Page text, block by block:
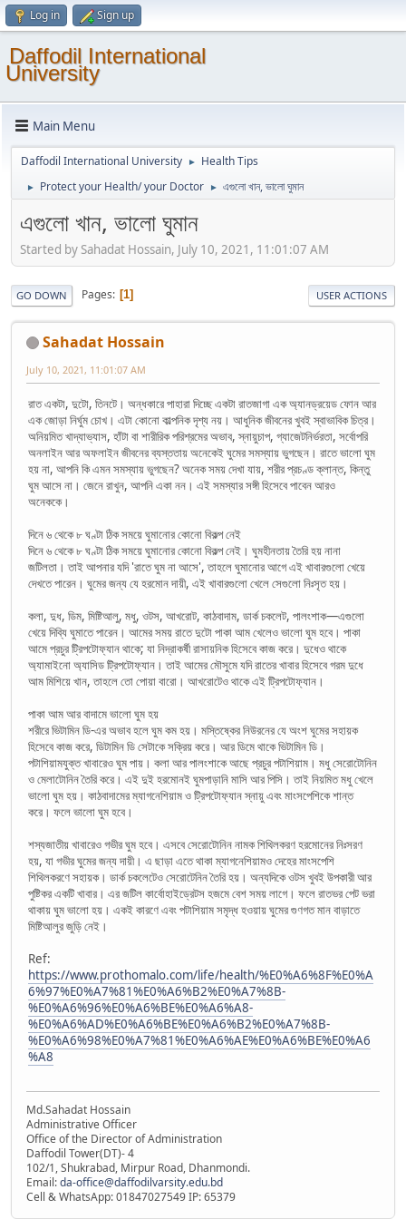
Log in Sign up
Daffodil International
University
Main Menu
Daffodil International University ► Health Tips
► Protect your Health/ your Doctor ► এগুলো খান, ভালো ঘুমান
এগুলো খান, ভালো ঘুমান
Started by Sahadat Hossain, July 10, 2021, 11:01:07 AM
GO DOWN Pages 1 USER ACTIONS
Sahadat Hossain
July 10, 2021, 11:01:07 AM
রাত একটা, দুটো, তিনটে। অন্ধকারে পাহারা দিচ্ছে একটা রাতজাগা এক অ্যানড্রয়েড ফোন আর
এক জোড়া নির্ঘুম চোখ। এটা কোনো কাল্পনিক দৃশ্য নয়। আধুনিক জীবনের খুবই স্বাভাবিক চিত্র।
অনিয়মিত খাদ্যাভ্যাস, হাঁটা বা শারীরিক পরিশ্রমের অভাব, স্নায়ুচাপ, গ্যাজেটনির্ভরতা, সর্বোপরি
অনলাইন আর অফলাইন জীবনের ব্যস্ততায় অনেকেই ঘুমের সমস্যায় ভুগছেন। রাতে ভালো ঘুম
হয় না, আপনি কি এমন সমস্যায় ভুগছেন? অনেক সময় দেখা যায়, শরীর প্রচণ্ড ক্লান্ত, কিন্তু
ঘুম আসে না। জেনে রাখুন, আপনি একা নন। এই সমস্যার সঙ্গী হিসেবে পাবেন আরও
অনেককে।
দিনে ৬ থেকে ৮ ঘণ্টা ঠিক সময়ে ঘুমানোর কোনো বিকল্প নেই
দিনে ৬ থেকে ৮ ঘণ্টা ঠিক সময়ে ঘুমানোর কোনো বিকল্প নেই। ঘুমহীনতায় তৈরি হয় নানা
জটিলতা। তাই আপনার যদি 'রাতে ঘুম না আসে', তাহলে ঘুমানোর আগে এই খাবারগুলো খেয়ে
দেখতে পারেন। ঘুমের জন্য যে হরমোন দায়ী, এই খাবারগুলো খেলে সেগুলো নিঃসৃত হয়।
কলা, দুধ, ডিম, মিষ্টিআলু, মধু, ওটস, আখরোট, কাঠবাদাম, ডার্ক চকলেট, পালংশাক—এগুলো
খেয়ে দিব্যি ঘুমাতে পারেন। আমের সময় রাতে দুটো পাকা আম খেলেও ভালো ঘুম হবে। পাকা
আমে প্রচুর ট্রিপটোফ্যান থাকে; যা নিদ্রাকর্ষী রাসায়নিক হিসেবে কাজ করে। দুধেও থাকে
অ্যামাইনো অ্যাসিড ট্রিপটোফ্যান। তাই আমের মৌসুমে যদি রাতের খাবার হিসেবে গরম দুধে
আম মিশিয়ে খান, তাহলে তো পোয়া বারো। আখরোটেও থাকে এই ট্রিপটোফ্যান।
পাকা আম আর বাদামে ভালো ঘুম হয়
শরীরে ভিটামিন ডি-এর অভাব হলে ঘুম কম হয়। মস্তিষ্কের নিউরনের যে অংশ ঘুমের সহায়ক
হিসেবে কাজ করে, ডিটামিন ডি সেটাকে সক্রিয় করে। আর ডিমে থাকে ভিটামিন ডি।
পটাশিয়ামযুক্ত খাবারেও ঘুম পায়। কলা আর পালংশাকে আছে প্রচুর পটাশিয়াম। মধু সেরোটোনিন
ও মেলাটোনিন তৈরি করে। এই দুই হরমোনই ঘুমপাড়ানি মাসি আর পিসি। তাই নিয়মিত মধু খেলে
ভালো ঘুম হয়। কাঠবাদামের ম্যাগনেশিয়াম ও ট্রিপটোফ্যান স্নায়ু এবং মাংসপেশিকে শান্ত
করে। ফলে ভালো ঘুম হবে।
শস্যজাতীয় খাবারেও গভীর ঘুম হবে। এসবে সেরোটোনিন নামক শিথিলকরণ হরমোনের নিঃসরণ
হয়, যা গভীর ঘুমের জন্য দায়ী। এ ছাড়া এতে থাকা ম্যাগনেশিয়ামও দেহের মাংসপেশি
শিথিলকরণে সহায়ক। ডার্ক চকলেটেও সেরোটেনিন তৈরি হয়। অন্যদিকে ওটস খুবই উপকারী আর
পুষ্টিকর একটি খাবার। এর জটিল কার্বোহাইড্রেটস হজমে বেশ সময় লাগে। ফলে রাতভর পেট ভরা
থাকায় ঘুম ভালো হয়। একই কারণে এবং পটাশিয়াম সমৃদ্ধ হওয়ায় ঘুমের গুণগত মান বাড়াতে
মিষ্টিআলুর জুড়ি নেই।
Ref:
https://www.prothomalo.com/life/health/%E0%A6%8F%E0%A
6%97%E0%A7%81%E0%A6%B2%E0%A7%8B-
%E0%A6%96%E0%A6%BE%E0%A6%A8-
%E0%A6%AD%E0%A6%BE%E0%A6%B2%E0%A7%8B-
%E0%A6%98%E0%A7%81%E0%A6%AE%E0%A6%BE%E0%A6
%A8
Md.Sahadat Hossain
Administrative Officer
Office of the Director of Administration
Daffodil Tower(DT)- 4
102/1, Shukrabad, Mirpur Road, Dhanmondi.
Email:da-office@daffodilvarsity.edu.bd
Cell & WhatsApp: 01847027549 IP: 65379